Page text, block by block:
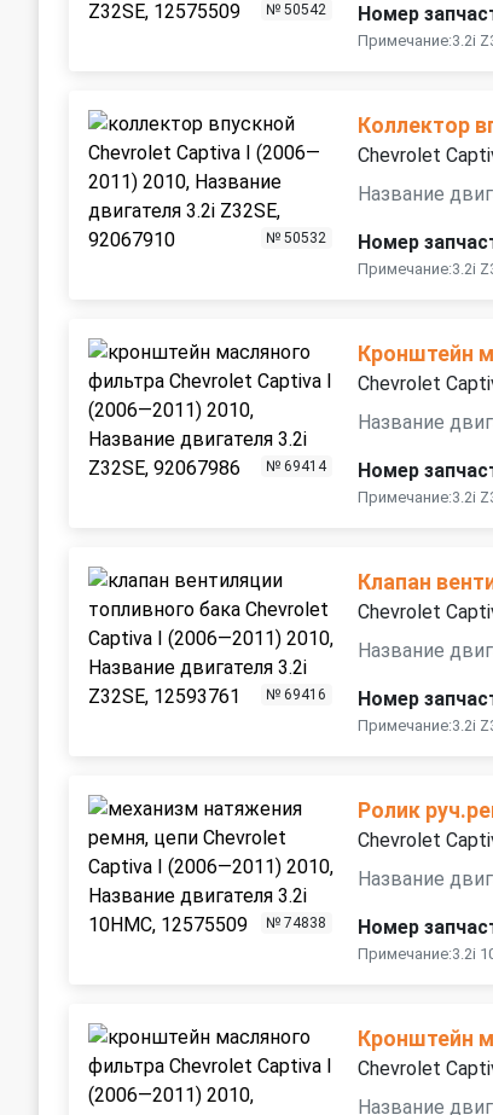
№ 50542 Номер
Примечание:3.2i
№ 50532
Коллектор
Chevrolet
Название
Номер
Примечание:3.2i
№ 69414
Кронштейн
Chevrolet
Название
Номер
Примечание:3.2i
№ 69416
Клапан
Chevrolet
Название
Номер
Примечание:3.2i
№ 74838
Ролик
Chevrolet
Название
Номер
Примечание:3.2i
Кронштейн
Chevrolet
Название